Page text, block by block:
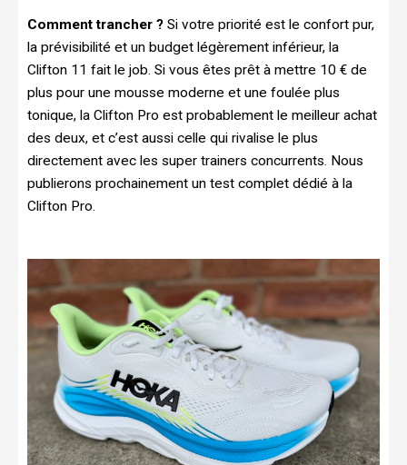
Comment trancher ? Si votre priorité est le confort pur,
la prévisibilité et un budget légèrement inférieur, la
Clifton 11 fait le job. Si vous êtes prêt à mettre 10 € de
plus pour une mousse moderne et une foulée plus
tonique, la Clifton Pro est probablement le meilleur achat
des deux, et c’est aussi celle qui rivalise le plus
directement avec les super trainers concurrents. Nous
publierons prochainement un test complet dédié à la
Clifton Pro.